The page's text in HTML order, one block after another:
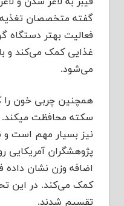
گفته متخصصان
فعالیت بهتر دستگاه
غذایی کمک می‌کند و
می‌شود.
همچنین چربی خون را
سکته محافظت میکند.
نیز بسیار مهم است و
اضافه وزن نشان
کمک می‌کند. در این
تقسیم شدند.